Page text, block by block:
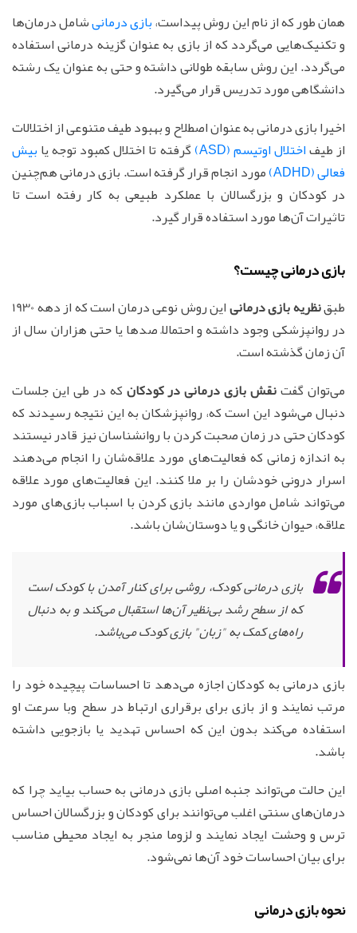
همان طور که از نام این روش پیداست،بازی درمانیشامل درمان‌ها
و تکنیک‌هایی می‌گردد که از بازی به عنوان گزینه درمانی استفاده
می‌گردد. این روش سابقه طولانی داشته و حتی به عنوان یک رشته
دانشگاهی مورد تدریس قرار می‌گیرد.
اخیرا بازی درمانی به عنوان اصطلاح و بهبود طیف متنوعی از اختلالات
از طیفاختلال اوتیسم (ASD) گرفته تا اختلال کمبود توجه یابیش
فعالی (ADHD)
مورد انجام قرار گرفته است. بازی درمانی هم‌چنین
در کودکان و بزرگسالان با عملکرد طبیعی به کار رفته است تا
تاثیرات آن‌ها مورد استفاده قرار گیرد.
بازی درمانی چیست؟
طبقنظریه بازی درمانی
این روش نوعی درمان است که از دهه 1930
در روانپزشکی وجود داشته و احتمالاً صدها یا حتی هزاران سال از
آن زمان گذشته است.
می‌توان گفتنقش بازی درمانیدر کودکانکه در طی این جلسات
دنبال می‌شود این است که، روانپزشکان به این نتیجه رسیدند که
کودکان حتی در زمان صحبت کردن با روانشناسان نیز قادر نیستند
به اندازه زمانی که فعالیت‌های مورد علاقه‌شان را انجام می‌دهند
اسرار درونی خودشان را بر ملا کنند. این فعالیت‌های مورد علاقه
می‌تواند شامل مواردی مانند بازی کردن با اسباب بازی‌های مورد
علاقه، حیوان خانگی و یا دوستان‌شان باشد.
بازی درمانی کودک، روشی برای کنار آمدن با کودک است
که از سطح رشد بی‌نظیر آن‌ها استقبال می‌کند و به دنبال
راه‌های کمک به "زبان" بازی کودک می‌باشد.
بازی درمانی به کودکان اجازه می‌دهد تا احساسات پیچیده خود را
مرتب نمایند و از بازی برای برقراری ارتباط در سطح وبا سرعت او
استفاده می‌کند بدون این که احساس تهدید یا بازجویی داشته
باشد.
این حالت می‌تواند جنبه اصلی بازی درمانی به حساب بیاید چرا که
درمان‌های سنتی اغلب می‌توانند برای کودکان و بزرگسالان احساس
ترس و وحشت ایجاد نمایند و لزوما منجر به ایجاد محیطی مناسب
برای بیان احساسات خود آن‌ها نمی‌شود.
نحوه بازی درمانی